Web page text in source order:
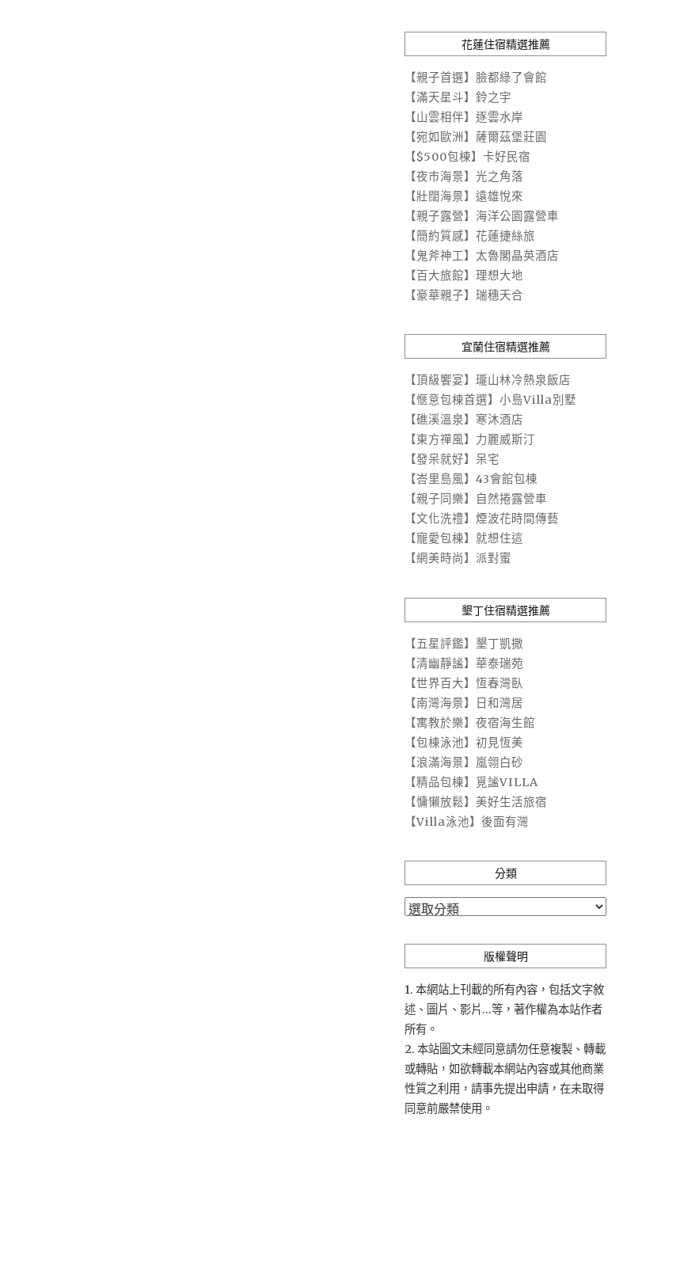
花蓮住宿精選推薦
【親子首選】臉都綠了會館
【滿天星斗】鈴之宇
【山雲相伴】逐雲水岸
【宛如歐洲】薩爾茲堡莊園
【$500包棟】卡好民宿
【夜市海景】光之角落
【壯闊海景】遠雄悅來
【親子露營】海洋公園露營車
【簡約質感】花蓮捷絲旅
【鬼斧神工】太魯閣晶英酒店
【百大旅館】理想大地
【豪華親子】瑞穗天合
宜蘭住宿精選推薦
【頂級饗宴】瓏山林冷熱泉飯店
【愜意包棟首選】小島Villa別墅
【礁溪溫泉】寒沐酒店
【東方禪風】力麗威斯汀
【發呆就好】呆宅
【峇里島風】43會館包棟
【親子同樂】自然捲露營車
【文化洗禮】煙波花時間傳藝
【寵愛包棟】就想住這
【網美時尚】派對蜜
墾丁住宿精選推薦
【五星評鑑】墾丁凱撒
【清幽靜謐】華泰瑞苑
【世界百大】恆春灣臥
【南灣海景】日和灣居
【寓教於樂】夜宿海生館
【包棟泳池】初見恆美
【浪滿海景】嵐翎白砂
【精品包棟】覓謐VILLA
【慵懶放鬆】美好生活旅宿
【Villa泳池】後面有灣
分類
分
版權聲明
1. 本網站上刊載的所有內容，包括文字敘
述、圖片、影片...等，著作權為本站作者
所有。
2. 本站圖文未經同意請勿任意複製、轉載
或轉貼，如欲轉載本網站內容或其他商業
性質之利用，請事先提出申請，在未取得
同意前嚴禁使用。